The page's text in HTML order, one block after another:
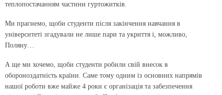
теплопостачанням частини гуртожитків.
Ми прагнемо, щоби студенти після закінчення навчання в
університеті згадували не лише пари та укриття і, можливо,
Поляну…
А ще ми хочемо, щоби студенти робили свій внесок в
обороноздатність країни. Саме тому одним із основних напрямів
нашої роботи вже майже 4 роки є організація та забезпечення